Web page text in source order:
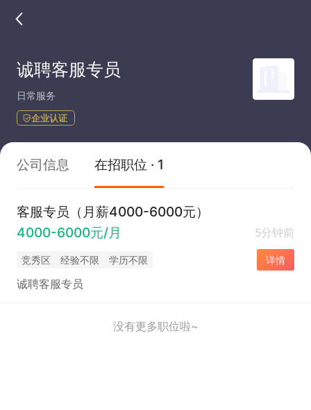
诚聘客服专员
日常服务
企业认证
公司信息 在招职位 · 1
客服专员（月薪4000-6000元）
4000-6000元/月
5分钟前
竞秀区 经验不限 学历不限 详情
诚聘客服专员
没有更多职位啦~